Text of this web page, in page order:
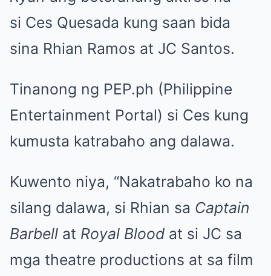
si Ces Quesada kung saan bida
sina Rhian Ramos at JC Santos.
Tinanong ng PEP.ph (Philippine
Entertainment Portal) si Ces kung
kumusta katrabaho ang dalawa.
Kuwento niya, “Nakatrabaho ko na
silang dalawa, si Rhian sa Captain
Barbell at Royal Blood at si JC sa
mga theatre productions at sa film